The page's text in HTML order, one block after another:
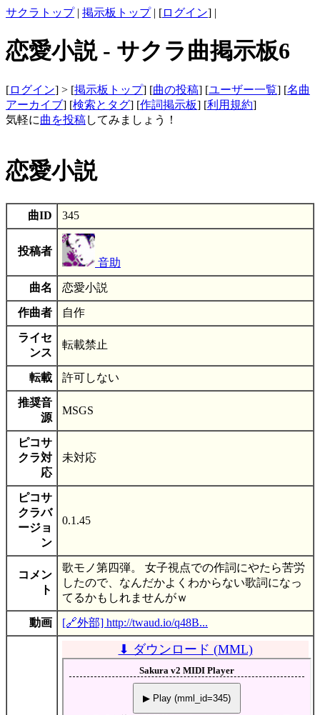
サクラトップ| 掲示板トップ| [ログイン] |
恋愛小説 - サクラ曲掲示板6
[ログイン] > [掲示板トップ] [曲の投稿] [ユーザー一覧] [名曲
アーカイブ] [検索とタグ] [作詞掲示板] [利用規約]
気軽に曲を投稿してみましょう！
恋愛小説
曲ID 345
投稿者
音助
曲名 恋愛小説
作曲者 自作
ライセ
ンス
転載禁止
転載 許可しない
推奨音
源
MSGS
ピコサ
クラ対
応
未対応
ピコサ
クラバ
ージョ
ン
0.1.45
コメン
ト
歌モノ第四弾。 女子視点での作詞にやたら苦労
したので、なんだかよくわからない歌詞になっ
てるかもしれませんがｗ
動画 [🔗外部] http://twaud.io/q48B...
⬇ ダウンロード (MML)